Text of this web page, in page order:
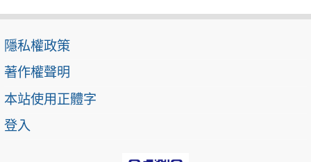
隱私權政策
著作權聲明
本站使用正體字
登入